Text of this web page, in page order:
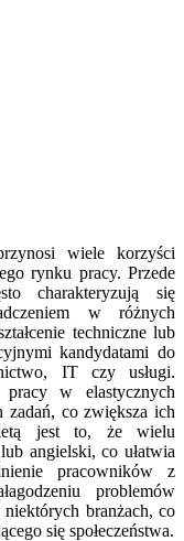
wiele korzyści
rynku pracy. Przede
charakteryzują się
w różnych
techniczne lub
kandydatami do
IT czy usługi.
w elastycznych
zadań, co zwiększa ich
jest to, że wielu
angielski, co ułatwia
pracowników z
problemów
branżach, co
się społeczeństwa.